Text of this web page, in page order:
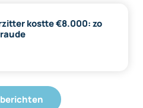
kostte €8.000: zo